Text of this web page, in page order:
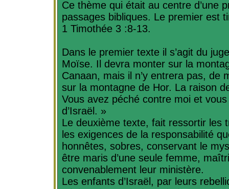
Ce thème qui était au centre d’une
passages bibliques. Le premier est
1 Timothée 3 :8-13.
Dans le premier texte il s’agit du
Moïse. Il devra monter sur la
Canaan, mais il n’y entrera pas, de
sur la montagne de Hor. La raison
Vous avez péché contre moi et
d’Israël. »
Le deuxième texte, fait ressortir les
les exigences de la responsabilité
honnêtes, sobres, conservant le
être maris d’une seule femme,
convenablement leur ministère.
Les enfants d’Israël, par leurs